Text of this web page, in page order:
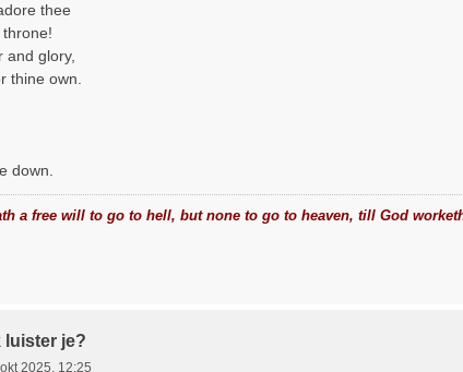
thee
and glory,
thine own.
down.
a free will to go to hell, but none to go to heaven, till God
luister je?
2025, 12:25